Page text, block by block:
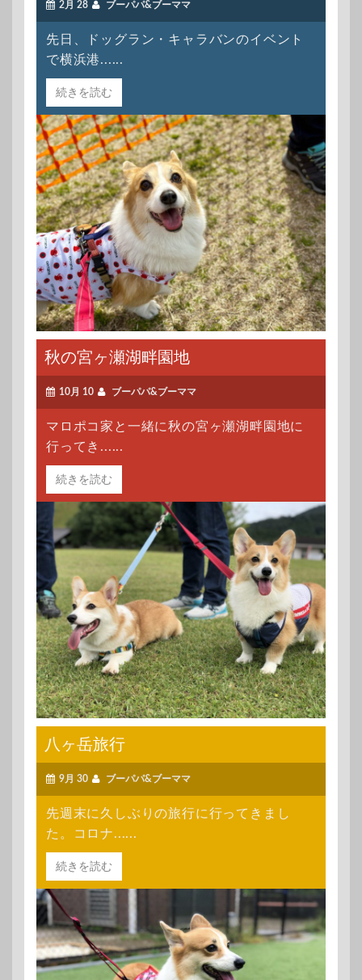
2月 28 ブーパパ&ブーママ
先日、ドッグラン・キャラバンのイベント
で横浜港......
続きを読む
秋の宮ヶ瀬湖畔園地
10月 10 ブーパパ&ブーママ
マロポコ家と一緒に秋の宮ヶ瀬湖畔園地に
行ってき......
続きを読む
八ヶ岳旅行
9月 30 ブーパパ&ブーママ
先週末に久しぶりの旅行に行ってきまし
た。コロナ......
続きを読む